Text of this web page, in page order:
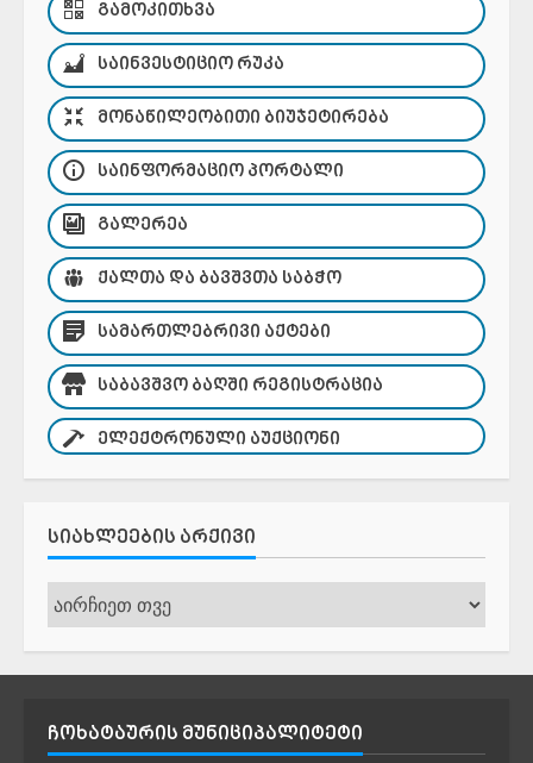
ᲒᲐᲛᲝᲙᲘᲗᲮᲕᲐ
ᲡᲐᲘᲜᲕᲔᲡᲢᲘᲪᲘᲝ ᲠᲣᲙᲐ
ᲛᲝᲜᲐᲬᲘᲚᲔᲝᲑᲘᲗᲘ ᲑᲘᲣᲯᲔᲢᲘᲠᲔᲑᲐ
ᲡᲐᲘᲜᲤᲝᲠᲛᲐᲪᲘᲝ ᲞᲝᲠᲢᲐᲚᲘ
ᲒᲐᲚᲔᲠᲔᲐ
ᲥᲐᲚᲗᲐ ᲓᲐ ᲑᲐᲕᲨᲕᲗᲐ ᲡᲐᲑᲭᲝ
ᲡᲐᲛᲐᲠᲗᲚᲔᲑᲠᲘᲕᲘ ᲐᲥᲢᲔᲑᲘ
ᲡᲐᲑᲐᲕᲨᲕᲝ ᲑᲐᲦᲨᲘ ᲠᲔᲒᲘᲡᲢᲠᲐᲪᲘᲐ
ᲔᲚᲔᲥᲢᲠᲝᲜᲣᲚᲘ ᲐᲣᲥᲪᲘᲝᲜᲘ
ᲡᲘᲐᲮᲚᲔᲔᲑᲘᲡ ᲐᲠᲥᲘᲕᲘ
სიახლეების
არქივი
ᲩᲝᲮᲐᲢᲐᲣᲠᲘᲡ ᲛᲣᲜᲘᲪᲘᲞᲐᲚᲘᲢᲔᲢᲘ